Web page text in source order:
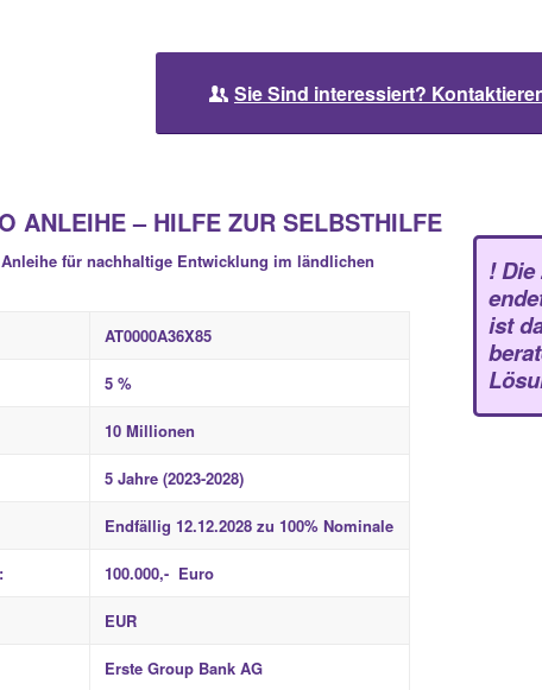
Sie Sind interessiert?
ANLEIHE – HILFE ZUR SELBSTHILFE
für nachhaltige Entwicklung im ländlichen
AT0000A36X85
5 %
10 Millionen
5 Jahre (2023-2028)
Endfällig 12.12.2028 zu 100% Nominale
100.000,- Euro
EUR
Erste Group Bank AG
!
ist